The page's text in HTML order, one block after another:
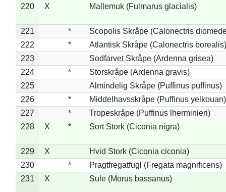
220 X Mallemuk (Fulmarus glacialis)
221 *
Scopolis Skråpe (Calonectris
222
*
Atlantisk Skråpe (Calonectris borealis)
223
Sodfarvet Skråpe (Ardenna grisea)
224
*
Storskråpe (Ardenna gravis)
225
Almindelig Skråpe (Puffinus puffinus)
226
*
Middelhavsskråpe (Puffinus yelkouan)
227
*
Tropeskråpe (Puffinus lherminieri)
228
X * Sort Stork (Ciconia nigra)
229 X
Hvid Stork (Ciconia ciconia)
230
*
Pragtfregatfugl (Fregata magnificens)
231
X Sule (Morus bassanus)